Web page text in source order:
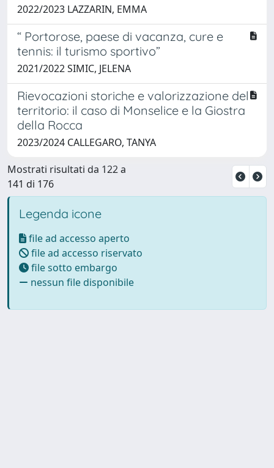
2022/2023 LAZZARIN, EMMA
“ Portorose, paese di vacanza, cure e
tennis: il turismo sportivo”
2021/2022 SIMIC, JELENA
Rievocazioni storiche e valorizzazione del
territorio: il caso di Monselice e la Giostra
della Rocca
2023/2024 CALLEGARO, TANYA
Mostrati risultati da 122 a
141 di 176
Legenda icone
file ad accesso aperto
file ad accesso riservato
file sotto embargo
nessun file disponibile